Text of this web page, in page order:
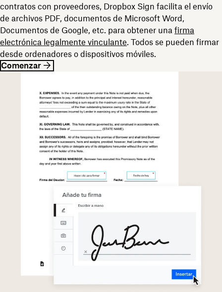
contratos con proveedores, Dropbox Sign facilita el envío
de archivos PDF, documentos de Microsoft Word,
Documentos de Google, etc. para obtener una firma
electrónica legalmente vinculante. Todos se pueden firmar
desde ordenadores o dispositivos móviles.
Comenzar